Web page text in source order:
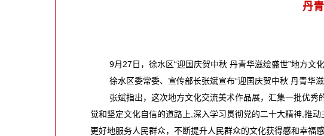
丹
9月27日，徐水区“迎国庆贺中秋 丹青华滋绘盛世”地方文
徐水区委常委、宣传部长张斌宣布“迎国庆贺中秋 丹青华滋
张斌指出，这次地方文化交流美术作品展，汇集一批优秀
觉和坚定文化自信的道路上,深入学习贯彻党的二十大精神,推
更好地服务人民群众，不断提升人民群众的文化获得感和幸福